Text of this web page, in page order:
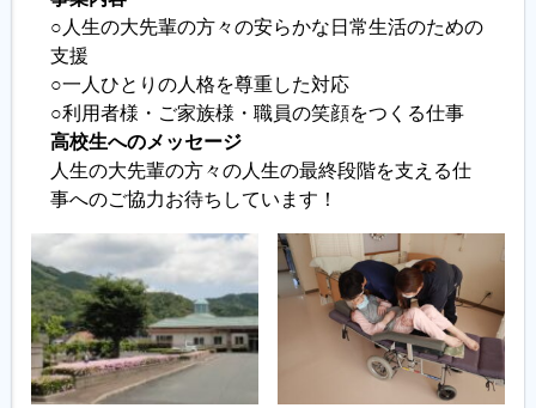
○人生の大先輩の方々の安らかな日常生活のための
支援
○一人ひとりの人格を尊重した対応
○利用者様・ご家族様・職員の笑顔をつくる仕事
高校生へのメッセージ
人生の大先輩の方々の人生の最終段階を支える仕
事へのご協力お待ちしています！